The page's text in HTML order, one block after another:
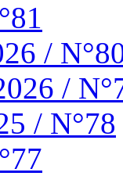
/
/
/ N°78